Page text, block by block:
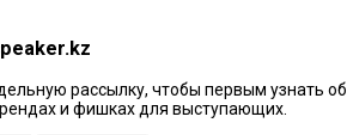
рассылку, чтобы первым узнать об
и фишках ​для выступающих.